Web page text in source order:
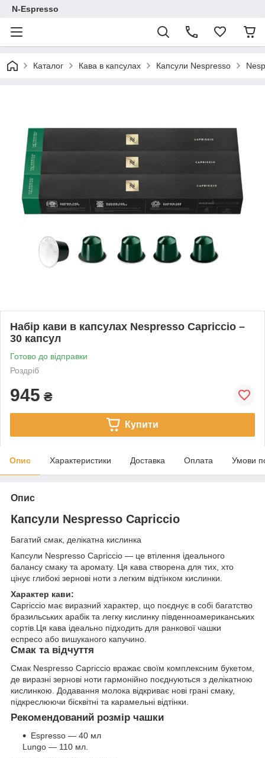
N-Espresso
Каталог Кава в капсулах Капсули Nespresso
Набір кави в капсулах Nespresso Capriccio –
30 капсул
Готово до відправки
Роздріб
945 ₴
Купити
Опис Характеристики Доставка Оплата Умови
Опис
Капсули Nespresso Capriccio
Багатий смак, делікатна кислинка
Капсули Nespresso Capriccio — це втілення ідеального
балансу смаку та аромату. Ця кава створена для тих, хто
цінує глибокі зернові ноти з легким відтінком кислинки.
Характер кави:
Capriccio має виразний характер, що поєднує в собі багатство
бразильських арабік та легку кислинку південноамериканських
сортів.Ця кава ідеально підходить для ранкової чашки
еспресо або вишуканого капучино.
Смак та відчуття
Смак Nespresso Capriccio вражає своїм комплексним букетом,
де виразні зернові ноти гармонійно поєднуються з делікатною
кислинкою. Додавання молока відкриває нові грані смаку,
підкреслюючи бісквітні та карамельні відтінки.
Рекомендований розмір чашки
Espresso — 40 мл
Lungo — 110 мл.